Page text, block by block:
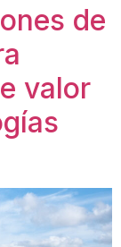
de
valor